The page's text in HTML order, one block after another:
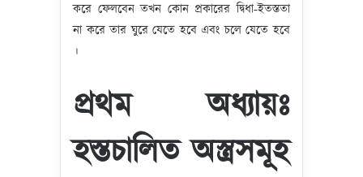
করে ফেলবেন তখন কোন প্রকারের দ্বিধা-ইতস্ততা
না করে তার ঘুরে যেতে হবে এবং চলে যেতে হবে
।
প্রথম অধ্যায়ঃ
হস্তচালিত অস্ত্রসমূহ